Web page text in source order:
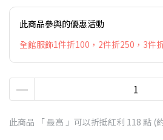
此商品參與的優惠活動
全館服飾1件折100，2件折250，3件
此商品 「 最高 」可以折抵紅利 118 點 (